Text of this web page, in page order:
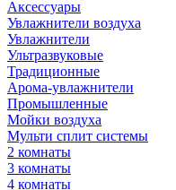
Аксессуары
Увлажнители воздуха
Увлажнители
Ультразвуковые
Традиционные
Арома-увлажнители
Промышленные
Мойки воздуха
Мульти сплит системы
2 комнаты
3 комнаты
4 комнаты